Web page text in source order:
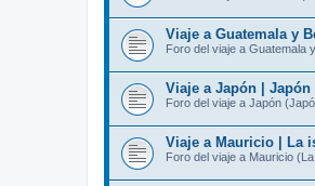
Viaje a Guatemala y
Foro del viaje a Guatemala
Viaje a Japón |
Foro del viaje a Japón
Viaje a Mauricio | La
Foro del viaje a Mauricio